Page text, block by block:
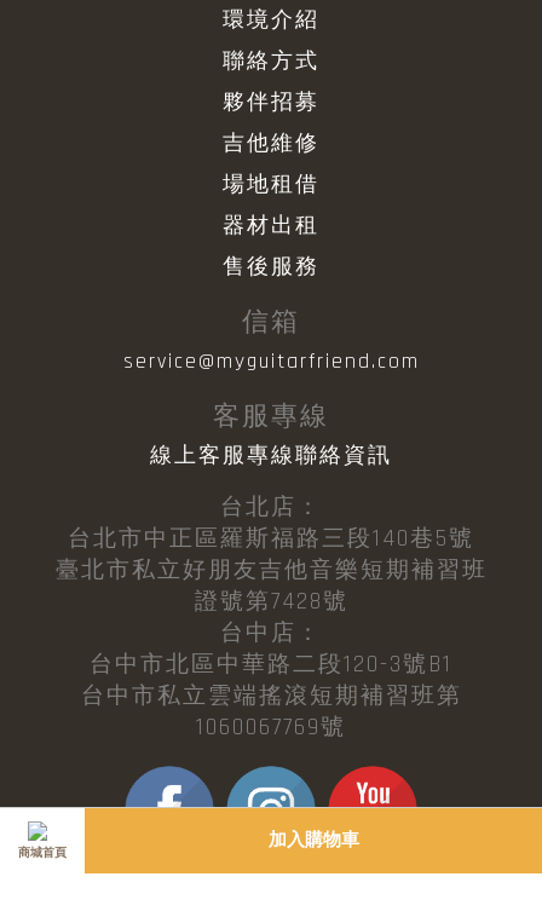
商城首頁
加入購物車
環境介紹
聯絡方式
夥伴招募
吉他維修
場地租借
器材出租
售後服務
信箱
service@myguitarfriend.com
客服專線
線上客服專線聯絡資訊
台北店：
台北市中正區羅斯福路三段140巷5號
臺北市私立好朋友吉他音樂短期補習班
證號第7428號
台中店：
台中市北區中華路二段120-3號B1
台中市私立雲端搖滾短期補習班第
1060067769號